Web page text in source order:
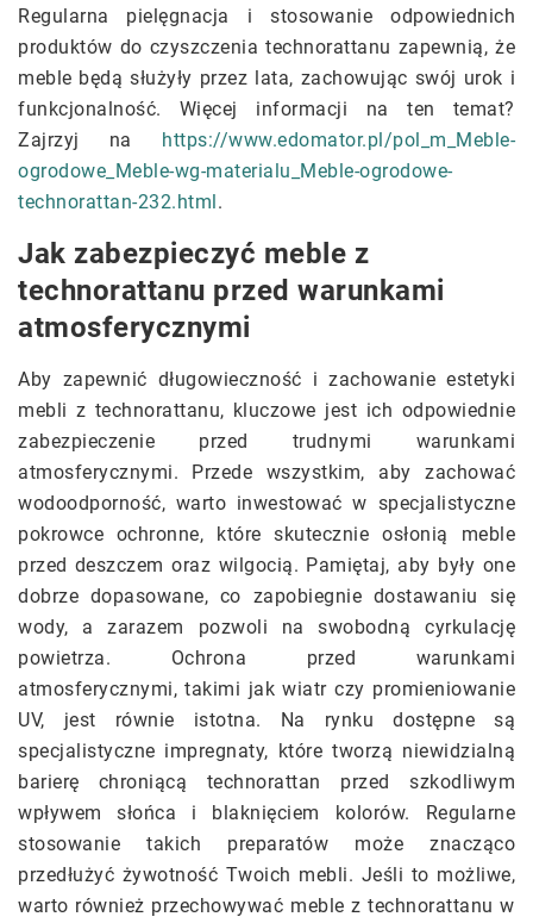
Regularna pielęgnacja i stosowanie odpowiednich
produktów do czyszczenia technorattanu zapewnią, że
meble będą służyły przez lata, zachowując swój urok i
funkcjonalność. Więcej informacji na ten temat?
Zajrzyj na
https://www.edomator.pl/pol_m_Meble-
ogrodowe_Meble-wg-materialu_Meble-ogrodowe-
technorattan-232.html .
Jak zabezpieczyć meble z
technorattanu przed warunkami
atmosferycznymi
Aby zapewnić długowieczność i zachowanie estetyki
mebli z technorattanu, kluczowe jest ich odpowiednie
zabezpieczenie przed trudnymi warunkami
atmosferycznymi. Przede wszystkim, aby zachować
wodoodporność, warto inwestować w specjalistyczne
pokrowce ochronne, które skutecznie osłonią meble
przed deszczem oraz wilgocią. Pamiętaj, aby były one
dobrze dopasowane, co zapobiegnie dostawaniu się
wody, a zarazem pozwoli na swobodną cyrkulację
powietrza. Ochrona przed warunkami
atmosferycznymi, takimi jak wiatr czy promieniowanie
UV, jest równie istotna. Na rynku dostępne są
specjalistyczne impregnaty, które tworzą niewidzialną
barierę chroniącą technorattan przed szkodliwym
wpływem słońca i blaknięciem kolorów. Regularne
stosowanie takich preparatów może znacząco
przedłużyć żywotność Twoich mebli. Jeśli to możliwe,
warto również przechowywać meble z technorattanu w